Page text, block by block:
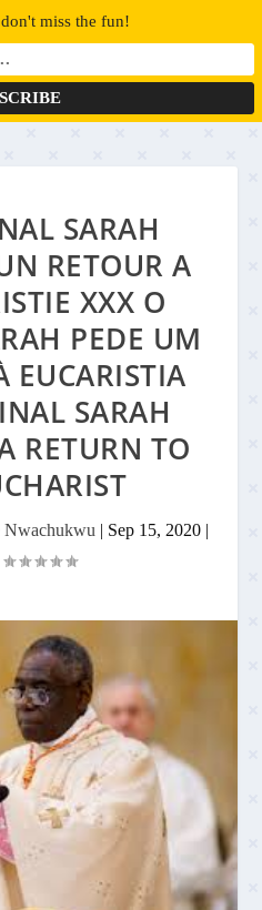
SARAH
RETOUR A
XXX O
PEDE UM
EUCARISTIA
SARAH
RETURN TO
Nwachukwu | Sep 15, 2020|
miss the fun!